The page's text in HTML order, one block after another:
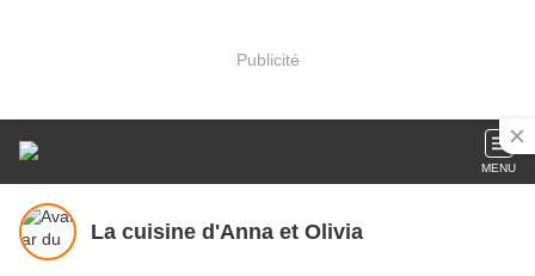
Publicité
MENU
La cuisine d'Anna et Olivia